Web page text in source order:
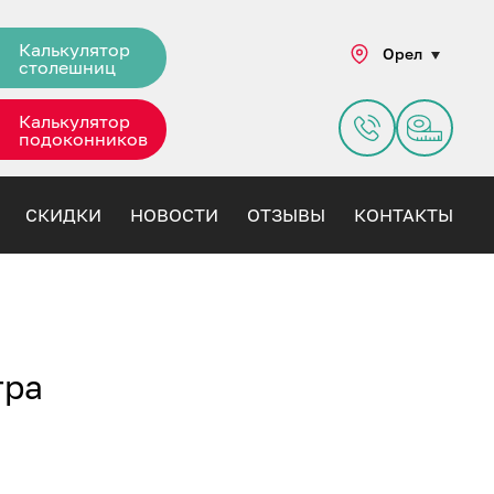
Калькулятор
столешниц
Калькулятор
подоконников
Орел
СКИДКИ НОВОСТИ ОТЗЫВЫ КОНТАКТЫ